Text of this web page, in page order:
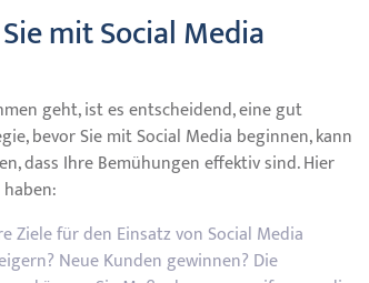
mit Social Media
geht, ist es entscheidend, eine gut
bevor Sie mit Social Media beginnen, kann
dass Ihre Bemühungen effektiv sind. Hier
Ziele für den Einsatz von Social Media
Neue Kunden gewinnen? Die